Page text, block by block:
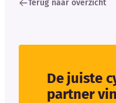
Terug naar overzicht
De juiste
partner